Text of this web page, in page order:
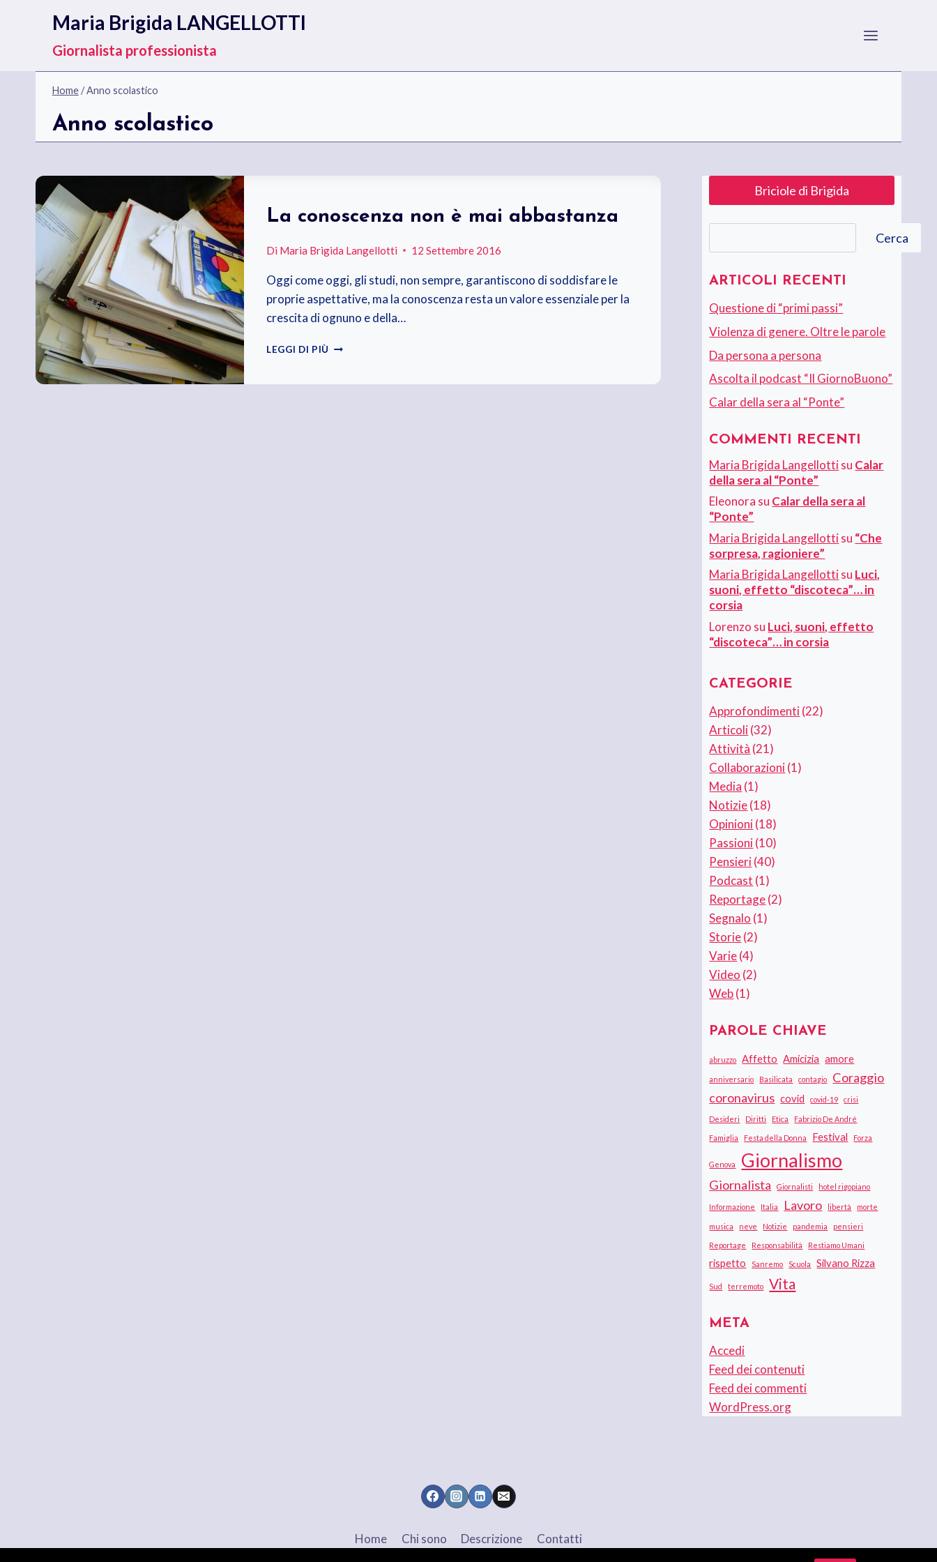
contenuto
Maria Brigida LANGELLOTTI
Giornalista professionista
Home/Anno scolastico
Anno scolastico
La conoscenza non è mai abbastanza
Di Maria Brigida Langellotti 12 Settembre 2016
Oggi come oggi, gli studi, non sempre, garantiscono di soddisfare le
proprie aspettative, ma la conoscenza resta un valore essenziale per la
crescita di ognuno e della…
LEGGI DI PIÙ LA
Briciole di Brigida
Cerca
ARTICOLI RECENTI
Questione di “primi passi”
Violenza di genere. Oltre le parole
Da persona a persona
Ascolta il podcast “Il GiornoBuono”
Calar della sera al “Ponte”
COMMENTI RECENTI
Maria Brigida Langellottisu Calar
della sera al “Ponte”
Eleonora su Calar della sera al
“Ponte”
Maria Brigida Langellottisu “Che
sorpresa, ragioniere”
Maria Brigida Langellottisu Luci,
suoni, effetto “discoteca”… in
corsia
Lorenzo su Luci, suoni, effetto
“discoteca”… in corsia
CATEGORIE
Approfondimenti(22)
Articoli(32)
Attività (21)
Collaborazioni(1)
Media (1)
Notizie(18)
Opinioni(18)
Passioni(10)
Pensieri(40)
Podcast (1)
Reportage(2)
Segnalo (1)
Storie(2)
Varie(4)
Video (2)
Web(1)
PAROLE CHIAVE
abruzzo Affetto Amicizia amore
anniversario Basilicata contagio
Coraggio
coronavirus covid covid-19 crisi
Desideri Diritti Etica Fabrizio De André
Famiglia Festa della Donna Festival Forza
Genova Giornalismo
Giornalista Giornalisti hotel rigopiano
Informazione Italia Lavoro libertà morte
musica neve Notizie pandemia pensieri
Reportage Responsabilità Restiamo Umani
rispetto Sanremo Scuola Silvano Rizza
Sud terremoto Vita
META
Accedi
Feed dei contenuti
Feed dei commenti
WordPress.org
Home Chi sono Descrizione Contatti